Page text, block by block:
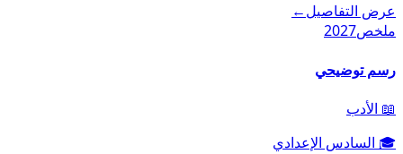
عرض التفاصيل←
ملخص2027
رسم توضيحي
📖 الأدب
🎓 السادس الإعدادي